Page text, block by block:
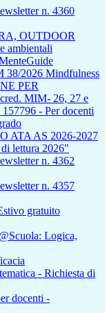
n. 4360
OUTDOOR
ambientali
38/2026 Mindfulness
PER
MIM- 26, 27 e
- Per docenti
ATA AS 2026-2027
lettura 2026"
n. 4362
n. 4357
gratuito
Logica,
- Richiesta di
docenti -